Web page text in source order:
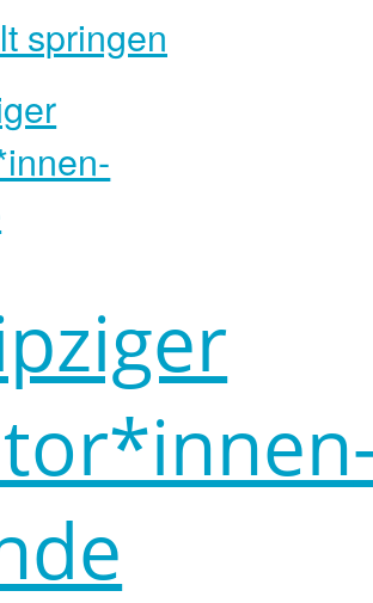
springen